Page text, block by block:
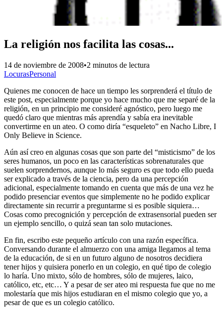
La religión nos facilita las cosas...
14 de noviembre de 2008•2 minutos de lectura
LocurasPersonal
Quienes me conocen de hace un tiempo les sorprenderá el título de
este post, especialmente porque yo hace mucho que me separé de la
religión, en un principio me consideré agnóstico, pero luego me
quedó claro que mientras más aprendía y sabía era inevitable
convertirme en un ateo. O como diría “esqueleto” en Nacho Libre, I
Only Believe in Science.
Aún así creo en algunas cosas que son parte del “misticismo” de los
seres humanos, un poco en las características sobrenaturales que
suelen sorprendernos, aunque lo más seguro es que todo ello pueda
ser explicado a través de la ciencia, pero da una percepción
adicional, especialmente tomando en cuenta que más de una vez he
podido presenciar eventos que simplemente no he podido explicar
directamente sin recurrir a preguntarme si es posible siquiera…
Cosas como precognición y percepción de extrasensorial pueden ser
un ejemplo sencillo, o quizá sean tan solo mutaciones.
En fin, escribo este pequeño artículo con una razón específica.
Conversando durante el almuerzo con una amiga llegamos al tema
de la educación, de si en un futuro alguno de nosotros decidiera
tener hijos y quisiera ponerlo en un colegio, en qué tipo de colegio
lo haría. Uno mixto, sólo de hombres, sólo de mujeres, laico,
católico, etc, etc… Y a pesar de ser ateo mi respuesta fue que no me
molestaría que mis hijos estudiaran en el mismo colegio que yo, a
pesar de que es un colegio católico.